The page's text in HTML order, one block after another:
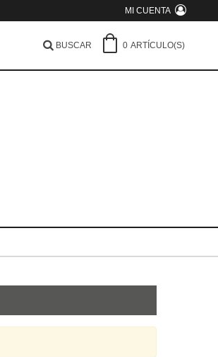
MI CUENTA
BUSCAR 0 ARTÍCULO(S)